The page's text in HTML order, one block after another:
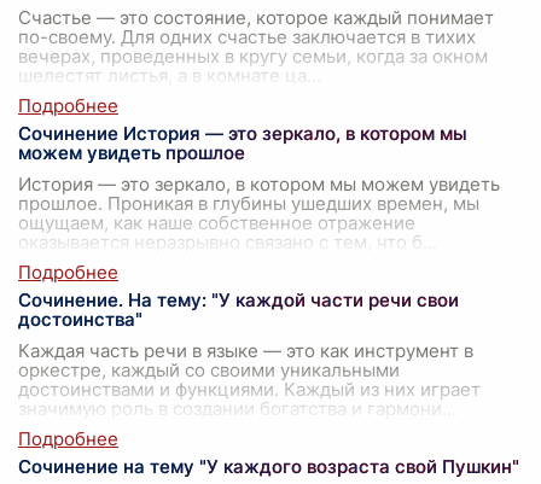
Счастье — это состояние, которое каждый понимает
по-своему. Для одних счастье заключается в тихих
вечерах, проведенных в кругу семьи, когда за окном
шелестят листья, а в комнате ца
Сочинение История — это зеркало, в котором мы
можем увидеть прошлое
История — это зеркало, в котором мы можем увидеть
прошлое. Проникая в глубины ушедших времен, мы
ощущаем, как наше собственное отражение
оказывается неразрывно связано с тем, что б
Сочинение. На тему: "У каждой части речи свои
достоинства"
Каждая часть речи в языке — это как инструмент в
оркестре, каждый со своими уникальными
достоинствами и функциями. Каждый из них играет
значимую роль в создании богатства и гармони
Сочинение на тему "У каждого возраста свой Пушкин"